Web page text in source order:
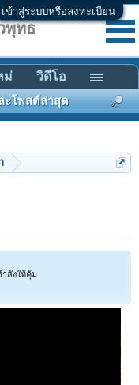
เข้าสู่ระบบหรือลงทะเบียน
ลังให้คุ้ม
พุทธ
ะโพสต์ล่าสุด
ม่ วิดีโอ